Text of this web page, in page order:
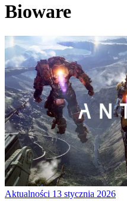
Bioware
Aktualności 13 stycznia 2026